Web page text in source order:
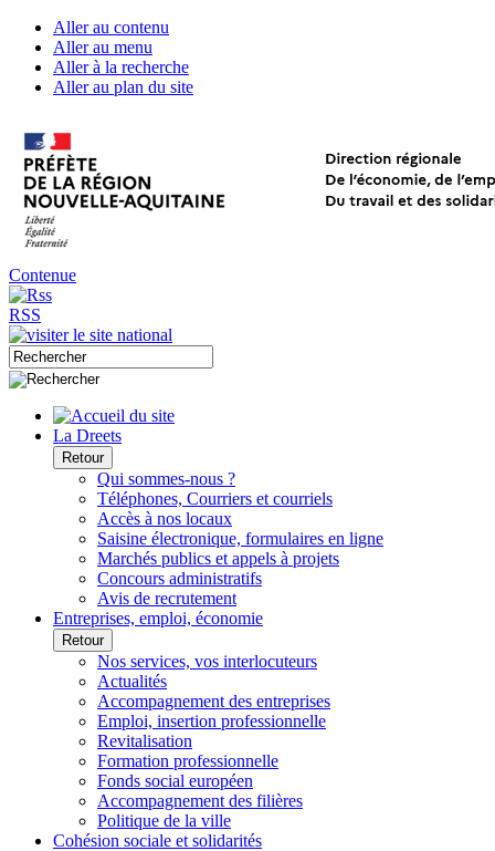
Aller au contenu
Aller au menu
Aller à la recherche
Aller au plan du site
Contenue
RSS
La Dreets
Retour
Qui sommes-nous ?
Téléphones, Courriers et courriels
Accès à nos locaux
Saisine électronique, formulaires en ligne
Marchés publics et appels à projets
Concours administratifs
Avis de recrutement
Entreprises, emploi, économie
Retour
Nos services, vos interlocuteurs
Actualités
Accompagnement des entreprises
Emploi, insertion professionnelle
Revitalisation
Formation professionnelle
Fonds social européen
Accompagnement des filières
Politique de la ville
Cohésion sociale et solidarités